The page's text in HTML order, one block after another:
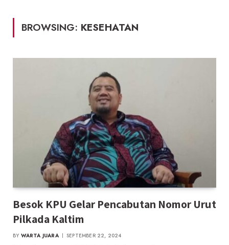
BROWSING: KESEHATAN
Besok KPU Gelar Pencabutan Nomor Urut
Pilkada Kaltim
BY WARTA JUARA SEPTEMBER 22, 2024